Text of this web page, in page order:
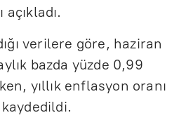
verilere göre, haziran
bazda yüzde 0,99
yıllık enflasyon oranı